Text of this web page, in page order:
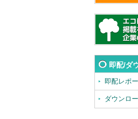
即配/ダ
即配レポ
ダウンロ